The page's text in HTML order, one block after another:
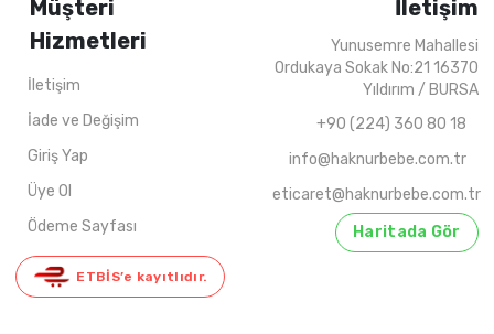
Müşteri
Hizmetleri
İletişim
İade ve Değişim
Giriş Yap
Üye Ol
Ödeme Sayfası
ETBİS’e kayıtlıdır.
İletişim
Yunusemre Mahallesi
Ordukaya Sokak No:21 16370
Yıldırım / BURSA
+90 (224) 360 80 18
info@haknurbebe.com.tr
eticaret@haknurbebe.com.tr
Haritada Gör